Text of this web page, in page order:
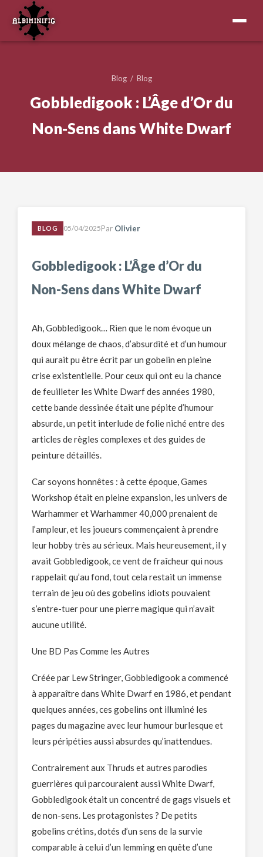
Blog/ Blog
Gobbledigook : L’Âge d’Or du
Non-Sens dans White Dwarf
BLOG 05/04/2025Par Olivier
Gobbledigook : L’Âge d’Or du
Non-Sens dans White Dwarf
Ah, Gobbledigook… Rien que le nom évoque un
doux mélange de chaos, d’absurdité et d’un humour
qui aurait pu être écrit par un gobelin en pleine
crise existentielle. Pour ceux qui ont eu la chance
de feuilleter les White Dwarf des années 1980,
cette bande dessinée était une pépite d’humour
absurde, un petit interlude de folie niché entre des
articles de règles complexes et des guides de
peinture détaillés.
Car soyons honnêtes : à cette époque, Games
Workshop était en pleine expansion, les univers de
Warhammer et Warhammer 40,000 prenaient de
l’ampleur, et les joueurs commençaient à prendre
leur hobby très au sérieux. Mais heureusement, il y
avait Gobbledigook, ce vent de fraîcheur qui nous
rappelait qu’au fond, tout cela restait un immense
terrain de jeu où des gobelins idiots pouvaient
s’entre-tuer pour une pierre magique qui n’avait
aucune utilité.
Une BD Pas Comme les Autres
Créée par Lew Stringer, Gobbledigook a commencé
à apparaître dans White Dwarf en 1986, et pendant
quelques années, ces gobelins ont illuminé les
pages du magazine avec leur humour burlesque et
leurs péripéties aussi absurdes qu’inattendues.
Contrairement aux Thruds et autres parodies
guerrières qui parcouraient aussi White Dwarf,
Gobbledigook était un concentré de gags visuels et
de non-sens. Les protagonistes ? De petits
gobelins crétins, dotés d’un sens de la survie
comparable à celui d’un lemming en quête d’une